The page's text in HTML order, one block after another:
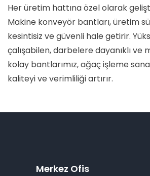
Her üretim hattına özel olarak
Makine konveyör bantları, üretim
kesintisiz ve güvenli hale getirir.
çalışabilen, darbelere dayanıklı ve
kolay bantlarımız, ağaç işleme
kaliteyi ve verimliliği artırır.
Merkez Ofis